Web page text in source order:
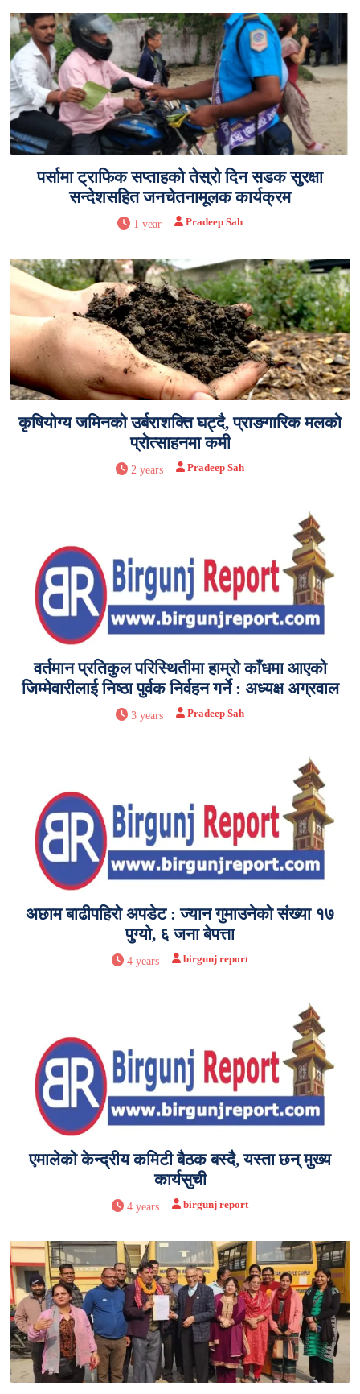
पर्सामा ट्राफिक सप्ताहको तेस्रो दिन सडक सुरक्षा
सन्देशसहित जनचेतनामूलक कार्यक्रम
1 year Pradeep Sah
कृषियोग्य जमिनको उर्बराशक्ति घट्दै, प्राङगारिक मलको
प्रोत्साहनमा कमी
2 years Pradeep Sah
वर्तमान प्रतिकुल परिस्थितीमा हाम्रो काँधमा आएको
जिम्मेवारीलाई निष्ठा पुर्वक निर्वहन गर्ने : अध्यक्ष अग्रवाल
3 years Pradeep Sah
अछाम बाढीपहिरो अपडेट : ज्यान गुमाउनेको संख्या १७
पुग्यो, ६ जना बेपत्ता
4 years birgunj report
एमालेको केन्द्रीय कमिटी बैठक बस्दै, यस्ता छन् मुख्य
कार्यसुची
4 years birgunj report